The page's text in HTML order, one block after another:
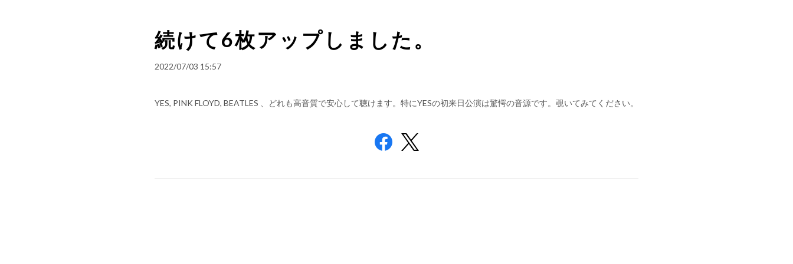
続けて6枚アップしました。
2022/07/03 15:57
YES, PINK FLOYD, BEATLES 、どれも高音質で安心して聴けます。特にYESの初来日公演は驚愕の音源です。覗いてみてください。